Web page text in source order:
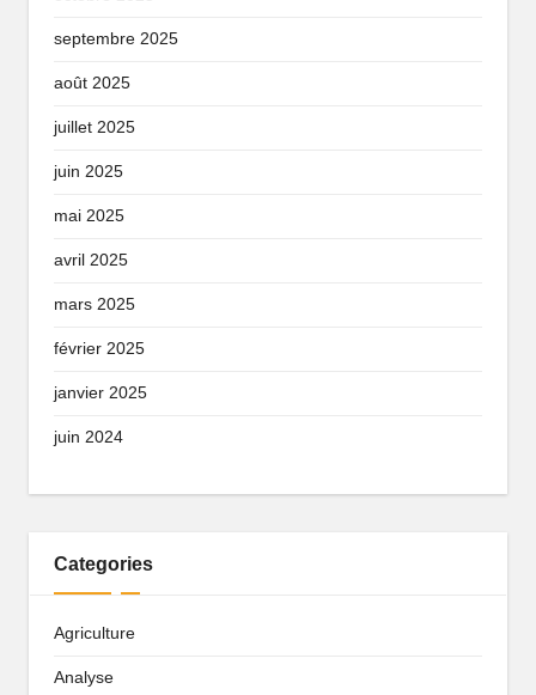
septembre 2025
août 2025
juillet 2025
juin 2025
mai 2025
avril 2025
mars 2025
février 2025
janvier 2025
juin 2024
Categories
Agriculture
Analyse